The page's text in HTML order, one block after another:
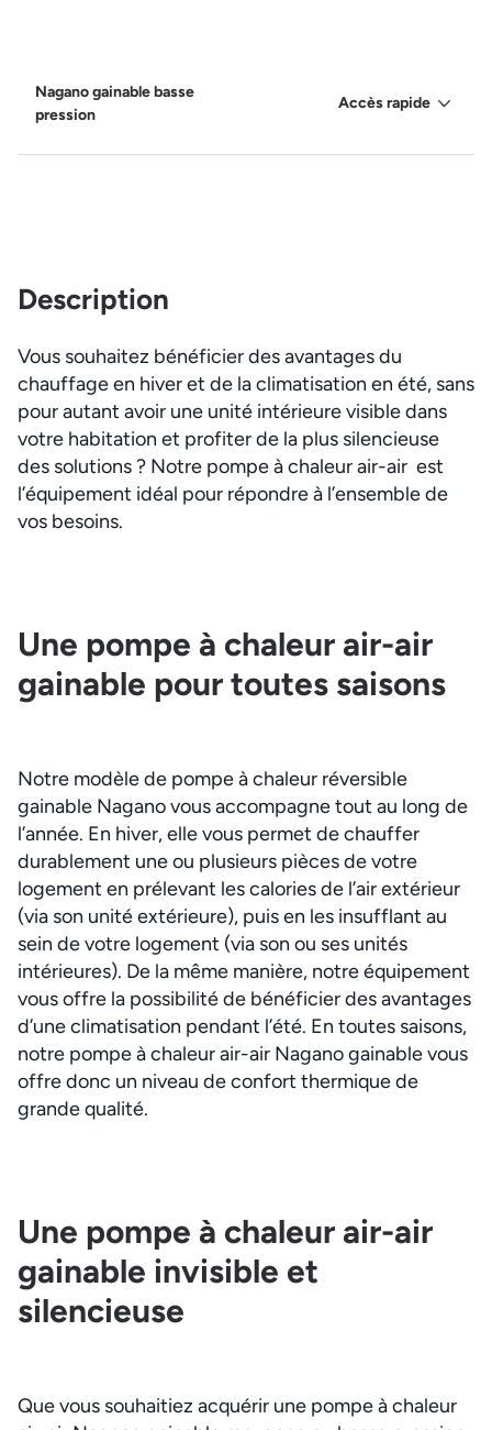
Nagano gainable basse
pression
Accès rapide
Description
Vous souhaitez bénéficier des avantages du
chauffage en hiver et de la climatisation en été, sans
pour autant avoir une unité intérieure visible dans
votre habitation et profiter de la plus silencieuse
des solutions ? Notre pompe à chaleur air-air est
l’équipement idéal pour répondre à l’ensemble de
vos besoins.
Une pompe à chaleur air-air
gainable pour toutes saisons
Notre modèle de pompe à chaleur réversible
gainable Nagano vous accompagne tout au long de
l’année. En hiver, elle vous permet de chauffer
durablement une ou plusieurs pièces de votre
logement en prélevant les calories de l’air extérieur
(via son unité extérieure), puis en les insufflant au
sein de votre logement (via son ou ses unités
intérieures). De la même manière, notre équipement
vous offre la possibilité de bénéficier des avantages
d’une climatisation pendant l’été. En toutes saisons,
notre pompe à chaleur air-air Nagano gainable vous
offre donc un niveau de confort thermique de
grande qualité.
Une pompe à chaleur air-air
gainable invisible et
silencieuse
Que vous souhaitiez acquérir une pompe à chaleur